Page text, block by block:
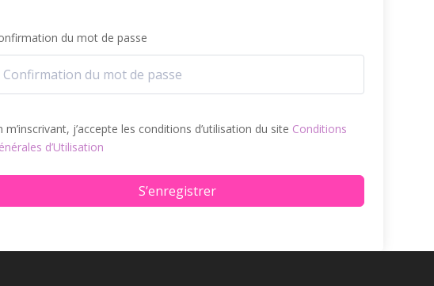
du mot de passe
m’inscrivant, j’accepte les conditions d’utilisation du site Conditions
d’Utilisation
S’enregistrer